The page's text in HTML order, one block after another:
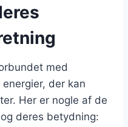
med
der kan
Her er nogle af de
deres betydning: